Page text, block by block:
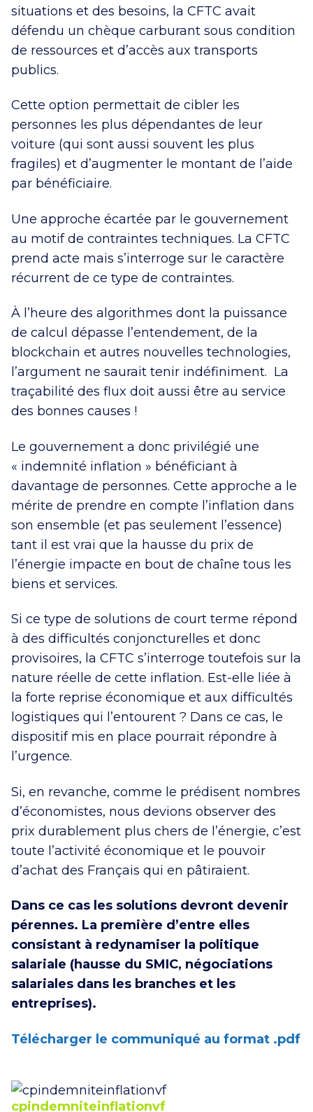
situations et des besoins, la CFTC avait
défendu un chèque carburant sous condition
de ressources et d’accès aux transports
publics.
Cette option permettait de cibler les
personnes les plus dépendantes de leur
voiture (qui sont aussi souvent les plus
fragiles) et d’augmenter le montant de l’aide
par bénéficiaire.
Une approche écartée par le gouvernement
au motif de contraintes techniques. La CFTC
prend acte mais s’interroge sur le caractère
récurrent de ce type de contraintes.
À l’heure des algorithmes dont la puissance
de calcul dépasse l’entendement, de la
blockchain et autres nouvelles technologies,
l’argument ne saurait tenir indéfiniment. La
traçabilité des flux doit aussi être au service
des bonnes causes !
Le gouvernement a donc privilégié une
« indemnité inflation » bénéficiant à
davantage de personnes. Cette approche a le
mérite de prendre en compte l’inflation dans
son ensemble (et pas seulement l’essence)
tant il est vrai que la hausse du prix de
l’énergie impacte en bout de chaîne tous les
biens et services.
Si ce type de solutions de court terme répond
à des difficultés conjoncturelles et donc
provisoires, la CFTC s’interroge toutefois sur la
nature réelle de cette inflation. Est-elle liée à
la forte reprise économique et aux difficultés
logistiques qui l’entourent ? Dans ce cas, le
dispositif mis en place pourrait répondre à
l’urgence.
Si, en revanche, comme le prédisent nombres
d’économistes, nous devions observer des
prix durablement plus chers de l’énergie, c’est
toute l’activité économique et le pouvoir
d’achat des Français qui en pâtiraient.
Dans ce cas les solutions devront devenir
pérennes. La première d’entre elles
consistant à redynamiser la politique
salariale (hausse du SMIC, négociations
salariales dans les branches et les
entreprises).
Télécharger le communiqué au format .pdf
cpindemniteinflationvf